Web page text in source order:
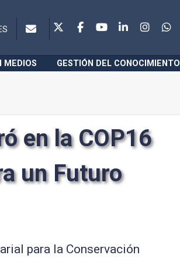
MEDIOS GESTIÓN DEL CONOCIMIENTO
en la COP16
un Futuro
para la Conservación